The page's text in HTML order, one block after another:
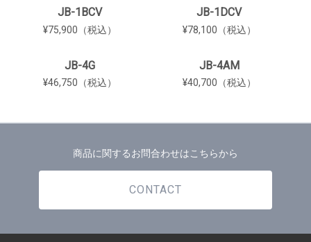
JB-1BCV
¥75,900（税込）
JB-1DCV
¥78,100（税込）
JB-4G
¥46,750（税込）
JB-4AM
¥40,700（税込）
商品に関するお問合わせはこちらから
CONTACT